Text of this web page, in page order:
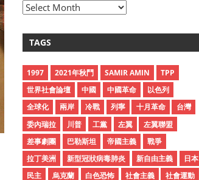
A
h
v
e
s
TAGS
1997 2021年秋鬥 SAMIR AMIN
TPP
世界社會論壇
中國 中國革命
以色列
全球化
兩岸 冷戰 列寧 十月革命
台灣
委內瑞拉
川普 工黨 左翼
左翼聯盟
差事劇團
巴勒斯坦 帝國主義
戰爭
拉丁美洲
新型冠狀病毒肺炎 新自由主義
日本
民主
烏克蘭 白色恐怖 社會主義
社會運動